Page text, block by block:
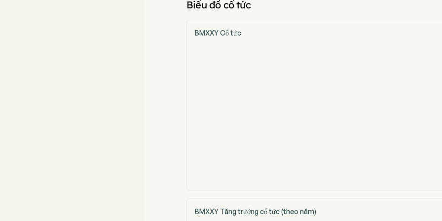
Biểu đồ cổ tức
BMXXY Cổ tức
BMXXY Tăng trưởng cổ tức (theo năm)